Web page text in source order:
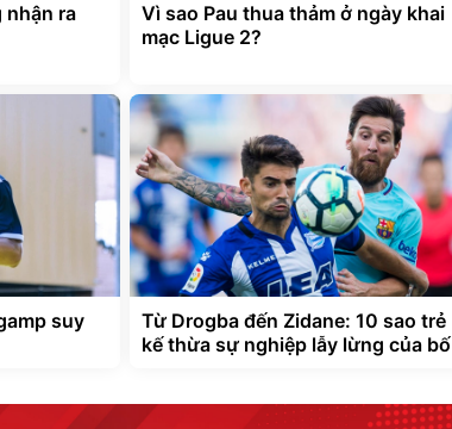
nhận ra
Vì sao Pau thua thảm ở ngày khai
mạc Ligue 2?
suy
Từ Drogba đến Zidane: 10 sao trẻ
kế thừa sự nghiệp lẫy lừng của bố